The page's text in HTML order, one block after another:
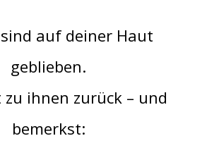
auf deiner Haut
geblieben.
zu ihnen zurück – und
bemerkst: